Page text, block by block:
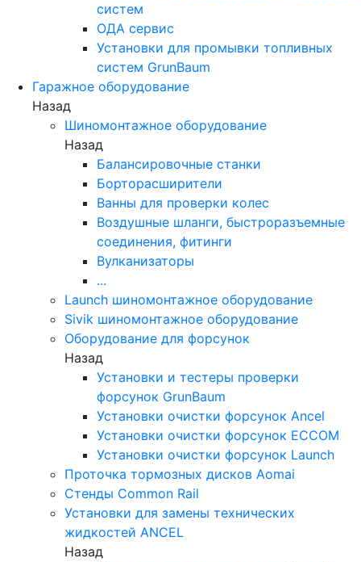
систем
ОДА сервис
Установки для промывки топливных
систем GrunBaum
Гаражное оборудование
Назад
Шиномонтажное оборудование
Назад
Балансировочные станки
Борторасширители
Ванны для проверки колес
Воздушные шланги, быстроразъемные
соединения, фитинги
Вулканизаторы
...
Launch шиномонтажное оборудование
Sivik шиномонтажное оборудование
Оборудование для форсунок
Назад
Установки и тестеры проверки
форсунок GrunBaum
Установки очистки форсунок Ancel
Установки очистки форсунок ECCOM
Установки очистки форсунок Launch
Проточка тормозных дисков Aomai
Стенды Common Rail
Установки для замены технических
жидкостей ANCEL
Назад